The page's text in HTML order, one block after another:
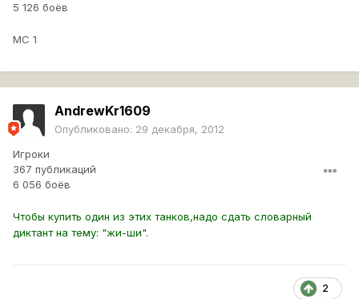
5 126 боёв
МС 1
AndrewKr1609
Опубликовано: 29 декабря, 2012
Игроки
367 публикаций
6 056 боёв
Чтобы купить один из этих танков,надо сдать словарный
диктант на тему: "жи-ши".
2